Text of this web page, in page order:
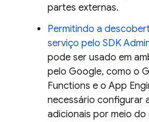
partes externas.
Permitindo a
serviço pelo SDK
pode ser usado em
pelo Google, como o
Functions e o App
necessário configurar
adicionais por meio